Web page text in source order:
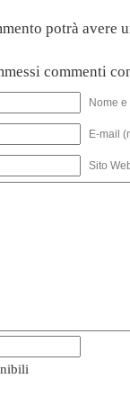
potrà avere
commenti
Nome
E-mail
Sito